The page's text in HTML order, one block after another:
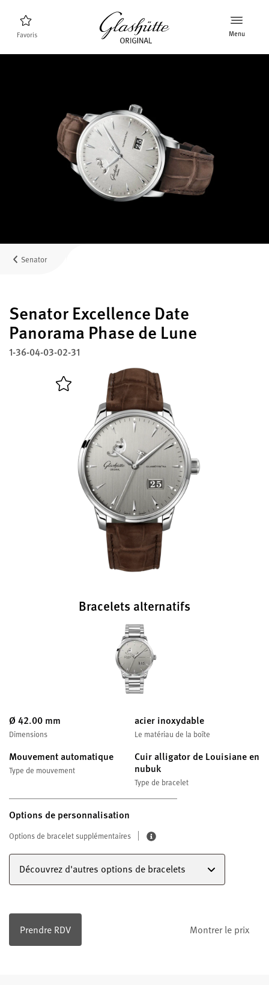
Favoris Menu
Collection
Découvrez la collection
La marque Glashütte Original
En savoir plus sur la manufacture
MyAccount
Service
Garantie, Révisions et Restauration
Contact
English Deutsch
Fermer le menu
Senator
Senator Excellence Date
Panorama Phase de Lune
1-36-04-03-02-31
Bracelets alternatifs
Ø 42.00 mm
Dimensions
acier inoxydable
Le matériau de la boîte
Mouvement automatique
Type de mouvement
Cuir alligator de Louisiane en
nubuk
Type de bracelet
Options de personnalisation
Options de bracelet supplémentaires
Découvrez d'autres options de bracelets
Prendre RDV Montrer le prix